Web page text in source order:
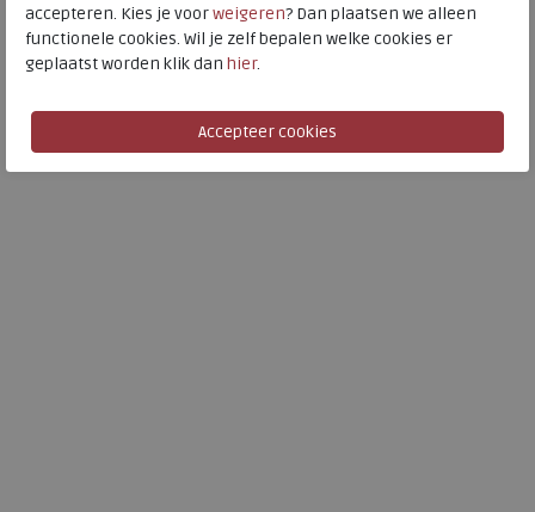
accepteren. Kies je voorweigeren? Dan plaatsen we alleen
functionele cookies. Wil je zelf bepalen welke cookies er
geplaatst worden klik dan hier.